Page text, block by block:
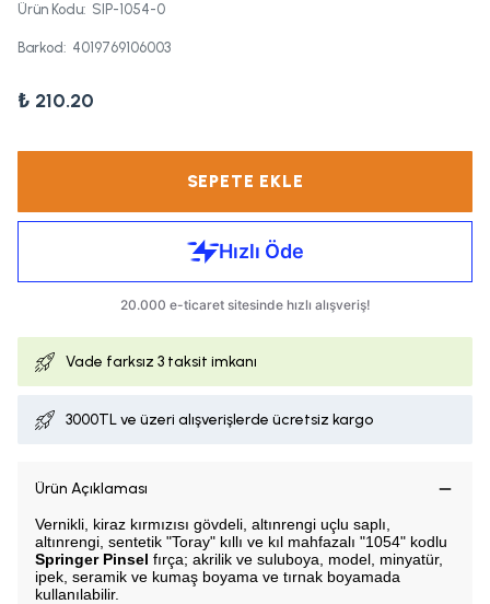
Ürün Kodu: SIP-1054-0
Barkod: 4019769106003
₺ 210.20
SEPETE EKLE
Vade farksız 3 taksit imkanı
3000TL ve üzeri alışverişlerde ücretsiz kargo
Ürün Açıklaması
Vernikli, kiraz kırmızısı gövdeli, altınrengi uçlu saplı,
altınrengi, sentetik "Toray" kıllı ve kıl mahfazalı "1054" kodlu
Springer Pinsel fırça; akrilik ve suluboya, model, minyatür,
ipek, seramik ve kumaş boyama ve tırnak boyamada
kullanılabilir.